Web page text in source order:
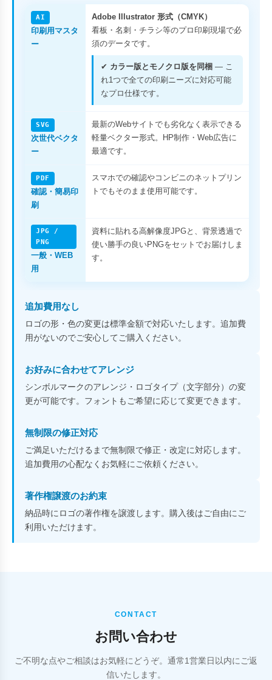
AI
印刷用マスタ
ー
Adobe Illustrator 形式（CMYK）
看板・名刺・チラシ等のプロ印刷現場で必
須のデータです。
✔ カラー版とモノクロ版を同梱 — こ
れ1つで全ての印刷ニーズに対応可能
なプロ仕様です。
SVG
次世代ベクタ
ー
最新のWebサイトでも劣化なく表示できる
軽量ベクター形式。HP制作・Web広告に
最適です。
PDF
確認・簡易印
刷
スマホでの確認やコンビニのネットプリン
トでもそのまま使用可能です。
JPG /
PNG
一般・WEB
用
資料に貼れる高解像度JPGと、背景透過で
使い勝手の良いPNGをセットでお届けしま
す。
追加費用なし
ロゴの形・色の変更は標準金額で対応いたします。追加費
用がないのでご安心してご購入ください。
お好みに合わせてアレンジ
シンボルマークのアレンジ・ロゴタイプ（文字部分）の変
更が可能です。フォントもご希望に応じて変更できます。
無制限の修正対応
ご満足いただけるまで無制限で修正・改定に対応します。
追加費用の心配なくお気軽にご依頼ください。
著作権譲渡のお約束
納品時にロゴの著作権を譲渡します。購入後はご自由にご
利用いただけます。
CONTACT
お問い合わせ
ご不明な点やご相談はお気軽にどうぞ。通常1営業日以内にご返
信いたします。